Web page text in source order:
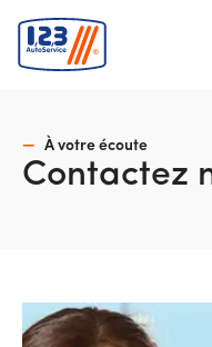
À votre écoute
Contactez